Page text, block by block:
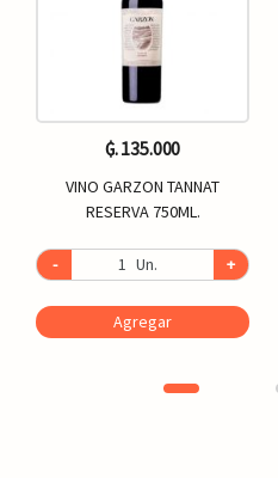
₲. 135.000
VINO GARZON TANNAT
RESERVA 750ML.
- Un. +
Agregar